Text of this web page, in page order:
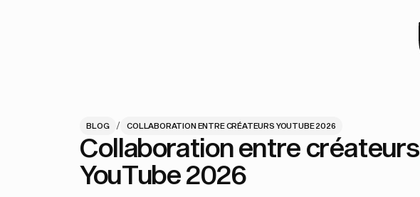
BLOG / COLLABORATION ENTRE CRÉATEURS YOUTUBE 2026
Collaboration entre créateurs
YouTube 2026